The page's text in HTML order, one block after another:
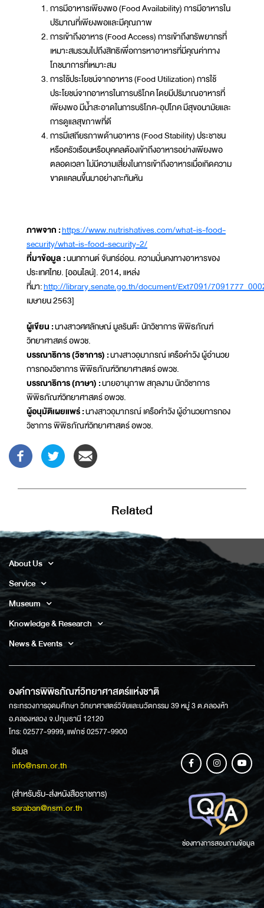
การมีอาหารเพียงพอ (Food Availability) การมีอาหารใน
ปริมาณที่เพียงพอและมีคุณภาพ
การเข้าถึงอาหาร (Food Access) การเข้าถึงทรัพยากรที่
เหมาะสมรวมไปถึงสิทธิเพื่อการหาอาหารที่มีคุณค่าทาง
โภชนาการที่เหมาะสม
การใช้ประโยชน์จากอาหาร (Food Utilization) การใช้
ประโยชน์จากอาหารในการบริโภค โดยมีปริมาณอาหารที่
เพียงพอ มีน้ำสะอาดในการบริโภค-อุปโภค มีสุขอนามัยและ
การดูแลสุขภาพที่ดี
การมีเสถียรภาพด้านอาหาร (Food Stability) ประชาชน
หรือครัวเรือนหรือบุคคลต้องเข้าถึงอาหารอย่างเพียงพอ
ตลอดเวลา ไม่มีความเสี่ยงในการเข้าถึงอาหารเมื่อเกิดความ
ขาดแคลนขึ้นมาอย่างกะทันหัน
ภาพจาก :https://www.nutrishatives.com/what-is-food-
security/what-is-food-security-2/
ที่มาข้อมูล :นนทกานต์ จันทร์อ่อน. ความมั่นคงทางอาหารของ
ประเทศไทย. [ออนไลน์]. 2014, แหล่ง
ที่มา:http://library.senate.go.th/document/Ext7091/
เมษายน 2563]
ผู้เขียน :นางสาวศศลักษณ์ มูลรินต๊ะ นักวิชาการ พิพิธภัณฑ์
วิทยาศาสตร์ อพวช.
บรรณาธิการ (วิชาการ) :นางสาวอุมาภรณ์ เครือคำวัง ผู้อำนวย
การกองวิชาการ พิพิธภัณฑ์วิทยาศาสตร์ อพวช.
บรรณาธิการ (ภาษา) :นายอานุภาพ สกุลงาม นักวิชาการ
พิพิธภัณฑ์วิทยาศาสตร์ อพวช.
ผู้อนุมัติเผยแพร่ :นางสาวอุมาภรณ์ เครือคำวัง ผู้อำนวยการกอง
วิชาการ พิพิธภัณฑ์วิทยาศาสตร์ อพวช.
Related
About Us
Service
Museum
Knowledge & Research
News & Events
องค์การพิพิธภัณฑ์วิทยาศาสตร์แห่งชาติ
กระทรวงการอุดมศึกษา วิทยาศาสตร์วิจัยและนวัตกรรม 39 หมู่ 3 ต.คลองห้า
อ.คลองหลวง จ.ปทุมธานี 12120
โทร: 02577-9999, แฟกซ์ 02577-9900
อีเมล
info@nsm.or.th
(สำหรับรับ-ส่งหนังสือราชการ)
saraban@nsm.or.th
ช่องทางการสอบถามข้อมูล